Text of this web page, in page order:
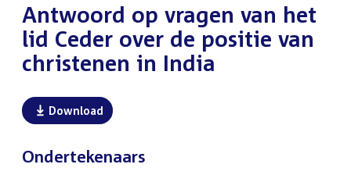
Antwoord op vragen van het
lid Ceder over de positie van
christenen in India
Download
Ondertekenaars